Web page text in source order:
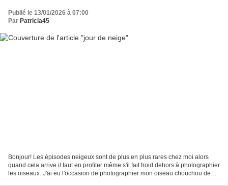
Publié le 13/01/2026 à 07:00
Par Patricia45
Bonjour! Les épisodes neigeux sont de plus en plus rares chez moi alors
quand cela arrive il faut en profiter même s'il fait froid dehors à photographier
les oiseaux. J'ai eu l'occasion de photographier mon oiseau chouchou de